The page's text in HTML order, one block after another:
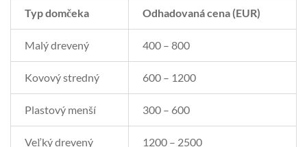
Typ domčeka Odhadovaná cena (EUR)
Malý drevený 400 – 800
Kovový stredný 600 – 1200
Plastový menší 300 – 600
Veľký drevený 1200 – 2500